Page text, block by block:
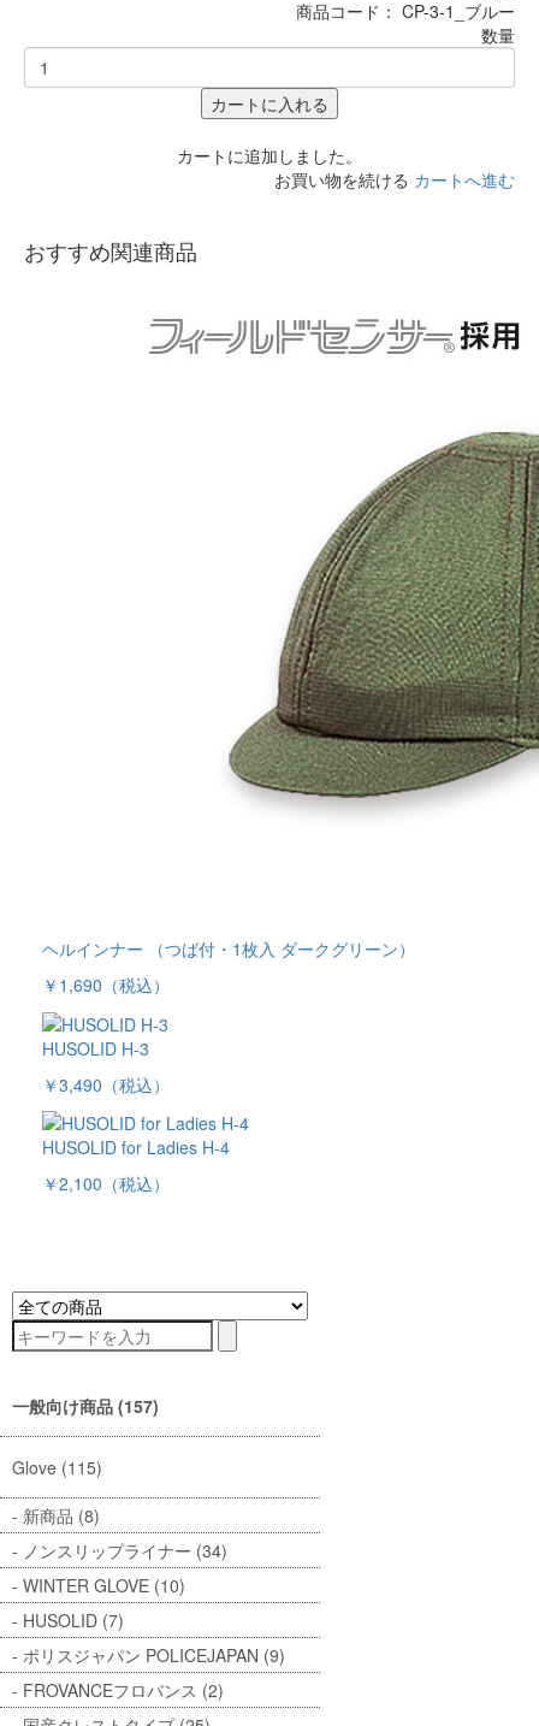
商品コード： CP-3-1_ブルー
数量
カートに入れる
カートに追加しました。
お買い物を続ける カートへ進む
おすすめ関連商品
ヘルインナー （つば付・1枚入 ダークグリーン）
￥1,690 （税込）
HUSOLID H-3
￥3,490 （税込）
HUSOLID for Ladies H-4
￥2,100 （税込）
一般向け商品 (157)
Glove (115)
新商品 (8)
ノンスリップライナー (34)
WINTER GLOVE (10)
HUSOLID (7)
ポリスジャパン POLICEJAPAN (9)
FROVANCEフロバンス (2)